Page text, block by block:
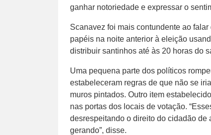
ganhar notoriedade e expressar o
Scanavez foi mais contundente ao
papéis na noite anterior à eleição
distribuir santinhos até às 20 horas do
Uma pequena parte dos políticos
estabeleceram regras de que não se
muros pintados. Outro item
nas portas dos locais de votação.
desrespeitando o direito do cidadão de
gerando”, disse.